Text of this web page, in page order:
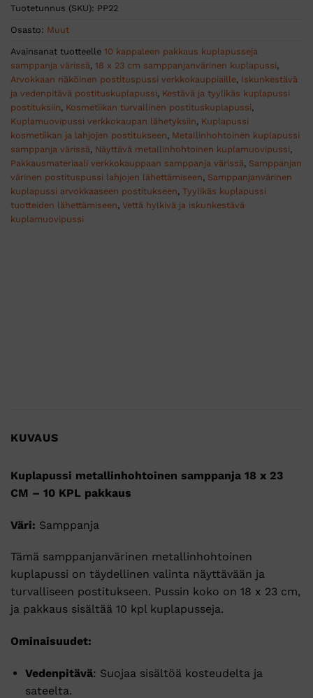
Tuotetunnus (SKU): PP22
Osasto: Muut
Avainsanat tuotteelle 10 kappaleen pakkaus kuplapusseja
samppanja värissä, 18 x 23 cm samppanjanvärinen kuplapussi,
Arvokkaan näköinen postituspussi verkkokauppiaille, Iskunkestävä
ja vedenpitävä postituskuplapussi, Kestävä ja tyylikäs kuplapussi
postituksiin, Kosmetiikan turvallinen postituskuplapussi,
Kuplamuovipussi verkkokaupan lähetyksiin, Kuplapussi
kosmetiikan ja lahjojen postitukseen, Metallinhohtoinen kuplapussi
samppanja värissä, Näyttävä metallinhohtoinen kuplamuovipussi,
Pakkausmateriaali verkkokauppaan samppanja värissä, Samppanjan
värinen postituspussi lahjojen lähettämiseen, Samppanjanvärinen
kuplapussi arvokkaaseen postitukseen, Tyylikäs kuplapussi
tuotteiden lähettämiseen, Vettä hylkivä ja iskunkestävä
kuplamuovipussi
KUVAUS
Kuplapussi metallinhohtoinen samppanja 18 x 23
CM – 10 KPL pakkaus
Väri: Samppanja
Tämä samppanjanvärinen metallinhohtoinen
kuplapussi on täydellinen valinta näyttävään ja
turvalliseen postitukseen. Pussin koko on 18 x 23 cm,
ja pakkaus sisältää 10 kpl kuplapusseja.
Ominaisuudet:
Vedenpitävä: Suojaa sisältöä kosteudelta ja
sateelta.